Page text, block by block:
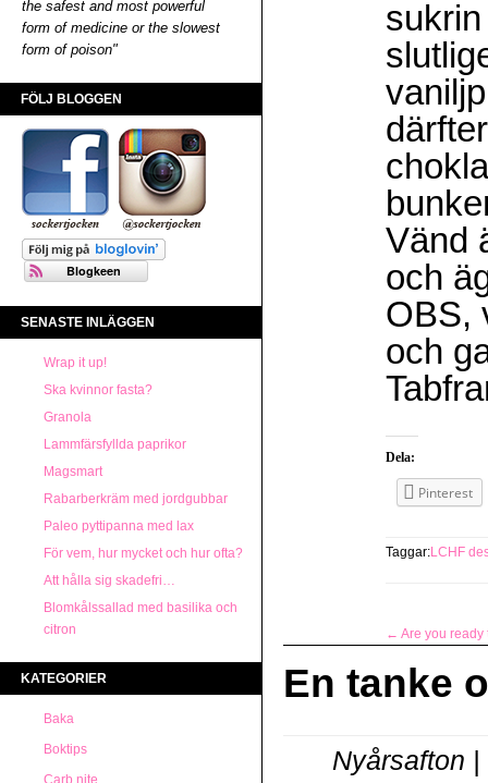
the safest and most powerful
form of medicine or the slowest
form of poison"
FÖLJ BLOGGEN
SENASTE INLÄGGEN
Wrap it up!
Ska kvinnor fasta?
Granola
Lammfärsfyllda paprikor
Magsmart
Rabarberkräm med jordgubbar
Paleo pyttipanna med lax
För vem, hur mycket och hur ofta?
Att hålla sig skadefri…
Blomkålssallad med basilika och
citron
KATEGORIER
Baka
Boktips
Carb nite
Vänd
och
OBS,
och
Dela:
Pinterest
Taggar:LCHF
← Are you ready
En tanke
Nyårsafton